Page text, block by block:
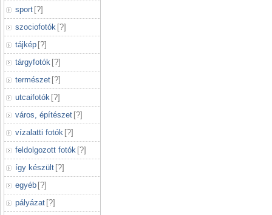
sport [?]
szociofotók [?]
tájkép [?]
tárgyfotók [?]
természet [?]
utcaifotók [?]
város, építészet [?]
vízalatti fotók [?]
feldolgozott fotók [?]
így készült [?]
egyéb [?]
pályázat [?]